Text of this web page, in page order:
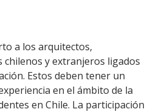
a los arquitectos,
chilenos y extranjeros ligados
Estos deben tener un
en el ámbito de la
en Chile. La participación